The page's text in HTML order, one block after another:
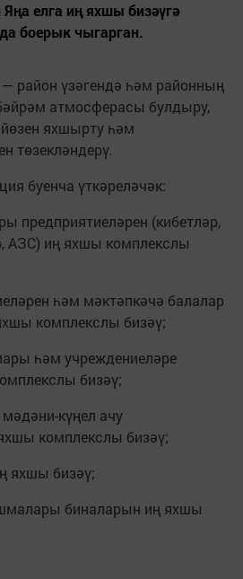
елга иң яхшы бизәүгә
боерык чыгарган.
район үзәгендә һәм районның
атмосферасы булдыру,
яхшырту һәм
төзекләндерү.
буенча үткәреләчәк:
предприятиеләрен (кибетләр,
АЗС) иң яхшы комплекслы
һәм мәктәпкәчә балалар
комплекслы бизәү;
һәм учреждениеләре
бизәү;
күңел ачу
комплекслы бизәү;
яхшы бизәү;
биналарын иң яхшы